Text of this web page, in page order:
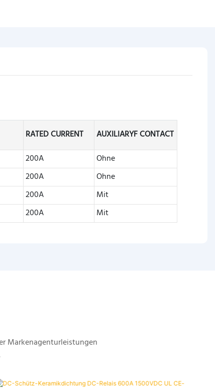
RATED CURRENT AUXILIARYF CONTACT
200A Ohne
200A Ohne
200A Mit
200A Mit
Markenagenturleistungen